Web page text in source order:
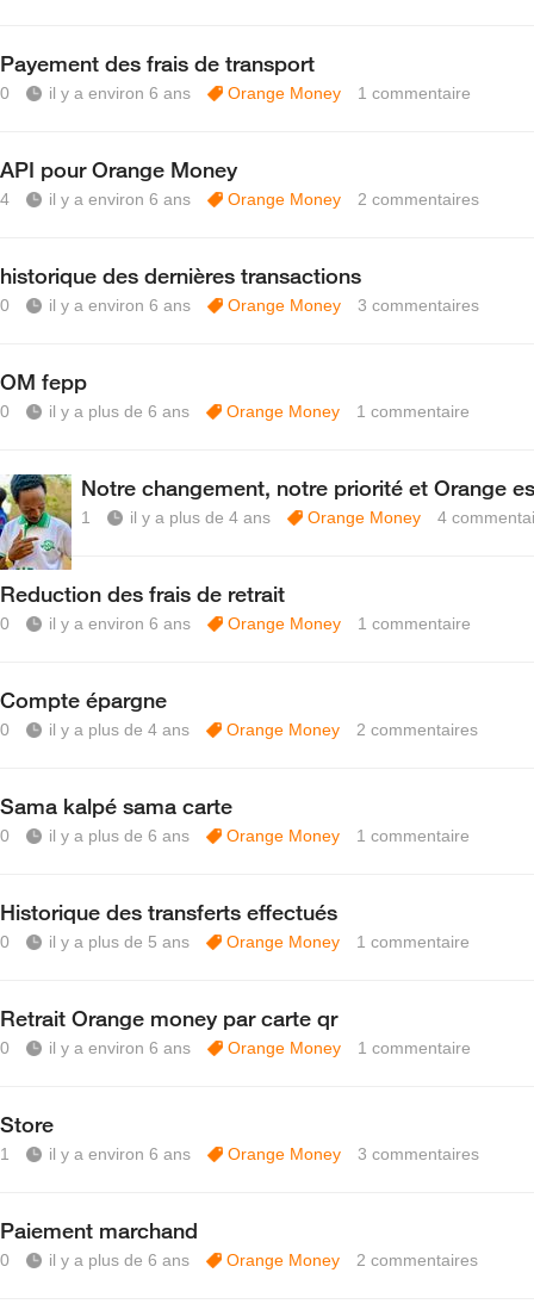
Payement des frais de transport
0 il y a environ 6 ans Orange Money 1 commentaire
API pour Orange Money
4 il y a environ 6 ans Orange Money 2 commentaires
historique des dernières transactions
0 il y a environ 6 ans Orange Money 3 commentaires
OM fepp
0 il y a plus de 6 ans Orange Money 1 commentaire
Notre changement, notre priorité et Orange
1 il y a plus de 4 ans Orange Money 4
Reduction des frais de retrait
0 il y a environ 6 ans Orange Money 1 commentaire
Compte épargne
0 il y a plus de 4 ans Orange Money 2 commentaires
Sama kalpé sama carte
0 il y a plus de 6 ans Orange Money 1 commentaire
Historique des transferts effectués
0 il y a plus de 5 ans Orange Money 1 commentaire
Retrait Orange money par carte qr
0 il y a environ 6 ans Orange Money 1 commentaire
Store
1 il y a environ 6 ans Orange Money 3 commentaires
Paiement marchand
0 il y a plus de 6 ans Orange Money 2 commentaires